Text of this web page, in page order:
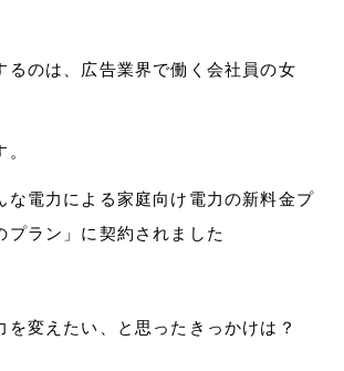
るのは、広告業界で働く会社員の女
な電力による家庭向け電力の新料金プ
プラン」に契約されました
を変えたい、と思ったきっかけは？